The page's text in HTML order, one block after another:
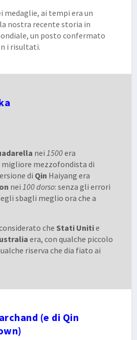
medaglie, ai tempi era un
nostra recente storia in
un posto confermato
i risultati.
nei 1500era
migliore mezzofondista di
di Qin Haiyang era
nei 100 dorso: senza gli errori
sbagli meglio ora che a
che Stati Unitie
era, con qualche piccolo
riserva che dia fiato ai
(e di Qin